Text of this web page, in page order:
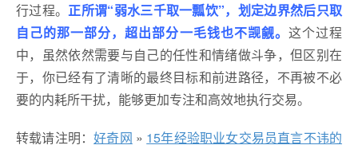
行过程。正所谓“弱水三千取一瓢饮”，划定边界然后只取
自己的那一部分，超出部分一毛钱也不觊觎。 这个过程
中，虽然依然需要与自己的任性和情绪做斗争，但区别在
于，你已经有了清晰的最终目标和前进路径，不再被不必
要的内耗所干扰，能够更加专注和高效地执行交易。
转载请注明：好奇网 » 15年经验职业女交易员直言不讳的